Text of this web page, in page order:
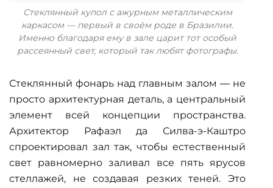
Стеклянный купол с ажурным металлическим
каркасом — первый в своём роде в Бразилии.
Именно благодаря ему в зале царит тот особый
рассеянный свет, который так любят фотографы.
Стеклянный фонарь над главным залом — не
просто архитектурная деталь, а центральный
элемент всей концепции пространства.
Архитектор Рафаэл да Силва-э-Каштро
спроектировал зал так, чтобы естественный
свет равномерно заливал все пять ярусов
стеллажей, не создавая резких теней. Это